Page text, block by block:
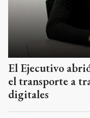
El Ejecutivo
el transporte a
digitales